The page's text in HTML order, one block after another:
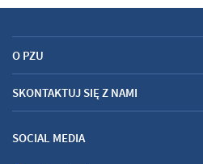
O PZU
SKONTAKTUJ SIĘ Z NAMI
SOCIAL MEDIA